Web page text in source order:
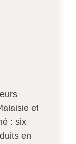
et
: six
en